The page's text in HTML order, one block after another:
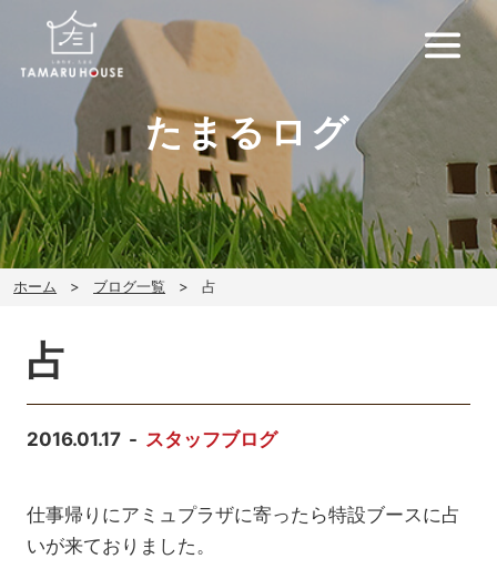
たまるログ
ホーム ブログ一覧 占
占
2016.01.17 スタッフブログ
仕事帰りにアミュプラザに寄ったら特設ブースに占
いが来ておりました。